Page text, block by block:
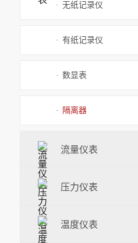
· 无纸记录仪
· 有纸记录仪
· 数显表
· 隔离器
流量仪表
压力仪表
温度仪表